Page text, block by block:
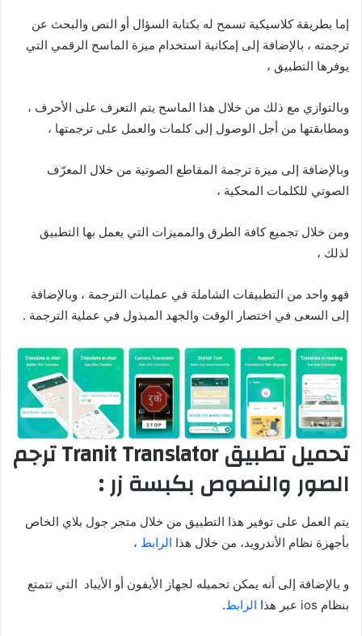
إما بطريقة كلاسيكية تسمح له بكتابة السؤال أو النص والبحث عن
ترجمته ، بالإضافة إلى إمكانية استخدام ميزة الماسح الرقمي التي
يوفرها التطبيق ،
وبالتوازي مع ذلك من خلال هذا الماسح يتم التعرف على الأحرف ،
ومطابقتها من أجل الوصول إلى كلمات والعمل على ترجمتها ،
وبالإضافة إلى ميزة ترجمة المقاطع الصوتية من خلال المعرّف
الصوتي للكلمات المحكية ،
ومن خلال تجميع كافة الطرق والمميزات التي يعمل بها التطبيق
لذلك ،
فهو واحد من التطبيقات الشاملة في عمليات الترجمة ، وبالإضافة
إلى السعى في اختصار الوقت والجهد المبذول في عملية الترجمة .
تحميل تطبيق Tranit Translator ترجم
الصور والنصوص بكبسة زر :
يتم العمل على توفير هذا التطبيق من خلال متجر جول بلاي الخاص
بأجهزة نظام الأندرويد، من خلال هذا الرابط ،
و بالإضافة إلى أنه يمكن تحميله لجهاز الأيفون أو الأيباد التي تتمتع
بنظام ios عبر هذا
الرابط.